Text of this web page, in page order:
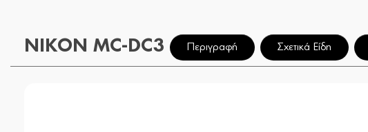
NIKON MC-DC3 Περιγραφή Σχετικά Είδη